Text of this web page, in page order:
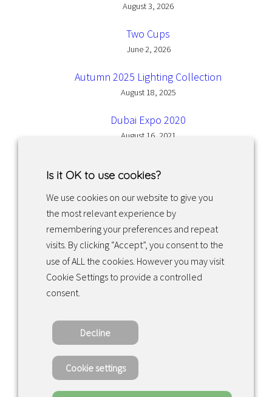
August 3, 2026
Two Cups
June 2, 2026
Autumn 2025 Lighting Collection
August 18, 2025
Dubai Expo 2020
August 16, 2021
Facebook InstagramLinkedIn
Returns & exchanges
Copyright ©2022 · Valaisin Grönlund – All
Rights Reserved
Is it OK to use cookies?
We use cookies on our website to give you
the most relevant experience by
remembering your preferences and repeat
visits. By clicking “Accept”, you consent to the
use of ALL the cookies. However you may visit
Cookie Settings to provide a controlled
consent.
Decline
Cookie settings